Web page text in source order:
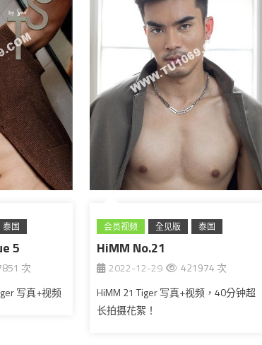
泰国
5
次
写真+视频
会员视频 全见版 泰国
HiMM No.21
2022-12-29
421974 次
HiMM 21 Tiger 写真+视频，40分钟超
长拍摄花絮！